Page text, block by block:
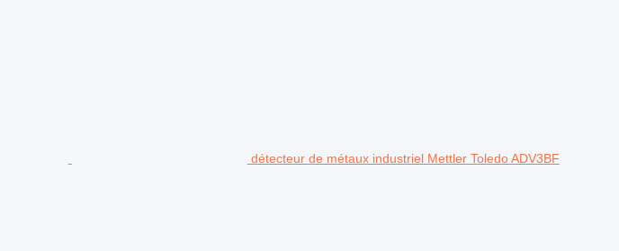
détecteur de métaux industriel Mettler Toledo ADV3BF